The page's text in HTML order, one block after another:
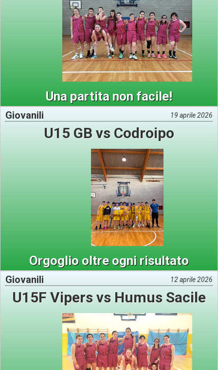
Una partita non facile!
Giovanili 19 aprile 2026
U15 GB vs Codroipo
Orgoglio oltre ogni risultato
Giovanili 12 aprile 2026
U15F Vipers vs Humus Sacile